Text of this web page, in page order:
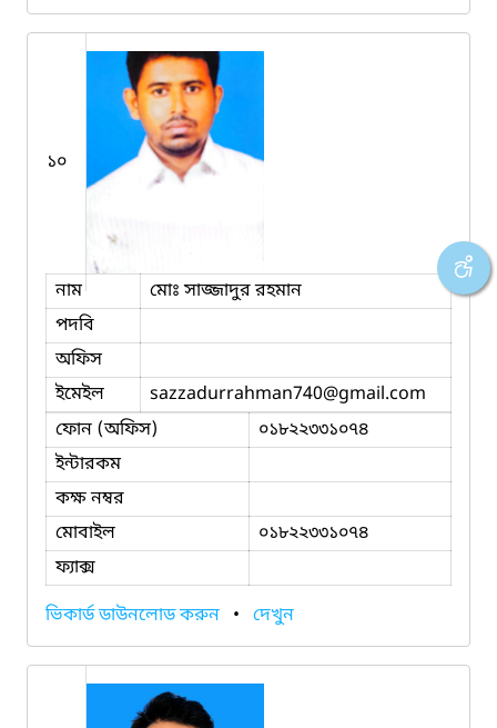
১০
নাম
মোঃ সাজ্জাদুর রহমান
পদবি
অফিস
ইমেইল
sazzadurrahman740@gmail.com
ফোন (অফিস)
০১৮২২৩৩১০৭৪
ইন্টারকম
কক্ষ নম্বর
মোবাইল
০১৮২২৩৩১০৭৪
ফ্যাক্স
ভিকার্ড ডাউনলোড করুন • দেখুন